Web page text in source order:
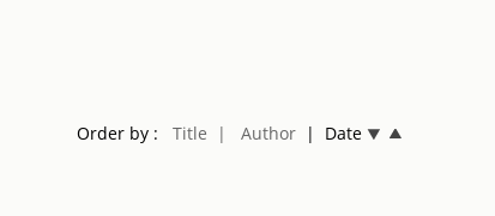
Order by : Title | Author| Date